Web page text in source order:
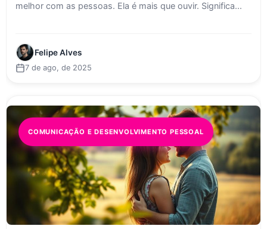
melhor com as pessoas. Ela é mais que ouvir. Significa...
Felipe Alves
7 de ago, de 2025
COMUNICAÇÃO E DESENVOLVIMENTO PESSOAL